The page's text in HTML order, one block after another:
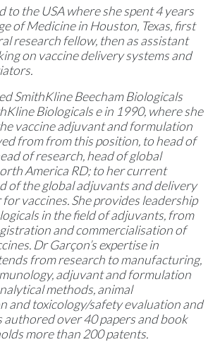
to the USA where she spent 4 years
of Medicine in Houston, Texas, first
research fellow, then as assistant
on vaccine delivery systems and
SmithKline Beecham Biologicals
Biologicals e in 1990, where she
vaccine adjuvant and formulation
from from this position, to head of
of research, head of global
America RD; to her current
of the global adjuvants and delivery
vaccines. She provides leadership
in the field of adjuvants, from
and commercialisation of
Dr Garçon’s expertise in
from research to manufacturing,
adjuvant and formulation
methods, animal
and toxicology/safety evaluation and
authored over 40 papers and book
more than 200 patents.